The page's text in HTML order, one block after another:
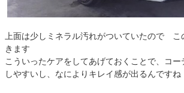
上面は少しミネラル汚れがついていたので こ
きます
こういったケアをしてあげておくことで、コ
しやすいし、なによりキレイ感が出るんですね